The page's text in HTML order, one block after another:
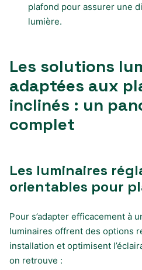
plafond pour assurer une
lumière.
Les solutions
adaptées aux
inclinés : un
complet
Les luminaires
orientables pour
Pour s’adapter efficacement à
luminaires offrent des options
installation et optimisent
on retrouve :